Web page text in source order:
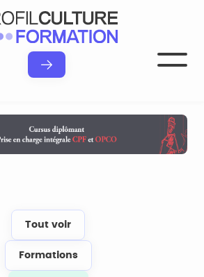
Tout voir
Formations